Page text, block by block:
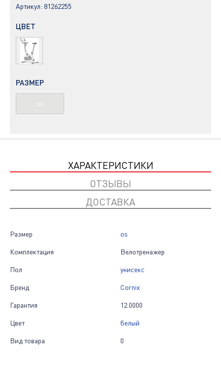
Артикул: 81262255
ЦВЕТ
РАЗМЕР
os
ХАРАКТЕРИСТИКИ
ОТЗЫВЫ
ДОСТАВКА
Размер os
Комплектация Велотренажер
Пол унисекс
Бренд Cornix
Гарантия 12.0000
Цвет белый
Вид товара 0